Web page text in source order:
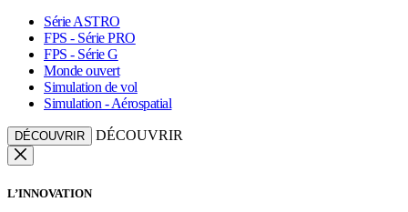
Série ASTRO
FPS - Série PRO
FPS - Série G
Monde ouvert
Simulation de vol
Simulation - Aérospatial
DÉCOUVRIR DÉCOUVRIR
L’INNOVATION